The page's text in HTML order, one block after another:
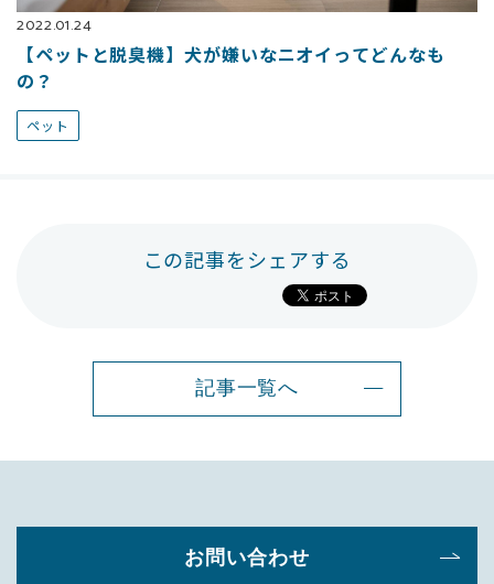
2022.01.24
【ペットと脱臭機】犬が嫌いなニオイってどんなも
の？
ペット
この記事をシェアする
記事一覧へ
お問い合わせ